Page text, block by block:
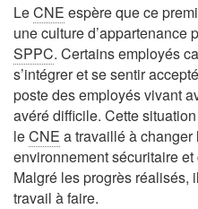
LeCNE espère que ce
une culture d’appartenance
SPPC. Certains employés
s’intégrer et se sentir
poste des employés vivant
avéré difficile. Cette
leCNE a travaillé à changer
environnement sécuritaire
Malgré les progrès réalisés,
travail à faire.